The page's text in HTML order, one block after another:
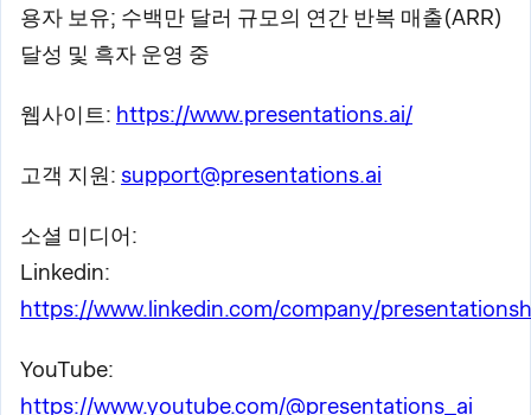
용자 보유; 수백만 달러 규모의 연간 반복 매출(ARR)
달성 및 흑자 운영 중
웹사이트: https://www.presentations.ai/
고객 지원: support@presentations.ai
소셜 미디어:
Linkedin:
https://www.linkedin.com/company/
YouTube:
https://www.youtube.com/@presentations_ai